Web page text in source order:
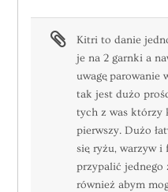
Kitri to danie
je na 2 garnki a
uwagę parowanie
tak jest dużo
tych z was którzy
pierwszy. Dużo
się ryżu, warzyw i
przypalić jednego
również abym